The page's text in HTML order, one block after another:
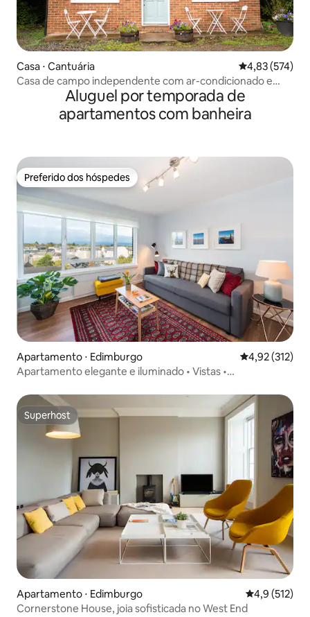
Casa ⋅ Cantuária 4,83 de uma
4,83 (574)
Casa de campo independente com ar-condicionado e
estacionamentoAluguel por temporada de
apartamentos com banheira
Preferido dos hóspedes
Preferido dos hóspedes
Apartamento ⋅ Edimburgo 4,92 de uma
4,92 (312)
Apartamento elegante e iluminado • Vistas •
Superhost
Superhost
Apartamento ⋅ Edimburgo 4,9 de uma
4,9 (512)
Cornerstone House, joia sofisticada no West End